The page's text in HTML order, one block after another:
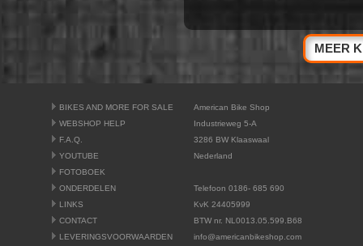
MEER
BIKES AND MORE FOR SALE
WEBSHOP HELP
F.A.Q.
YOUTUBE
FOTOBOEK
ONDERDELEN
LINKS
CONTACT
LEVERINGSVOORWAARDEN
American Bike Shop
Industrieweg 5-A
3286 BW Klaaswaal
Nederland
Telefoon 0186- 685 690
KvK 24405999
BTW nr. NL0013.05.599.B68
info@americanbikeshop.com